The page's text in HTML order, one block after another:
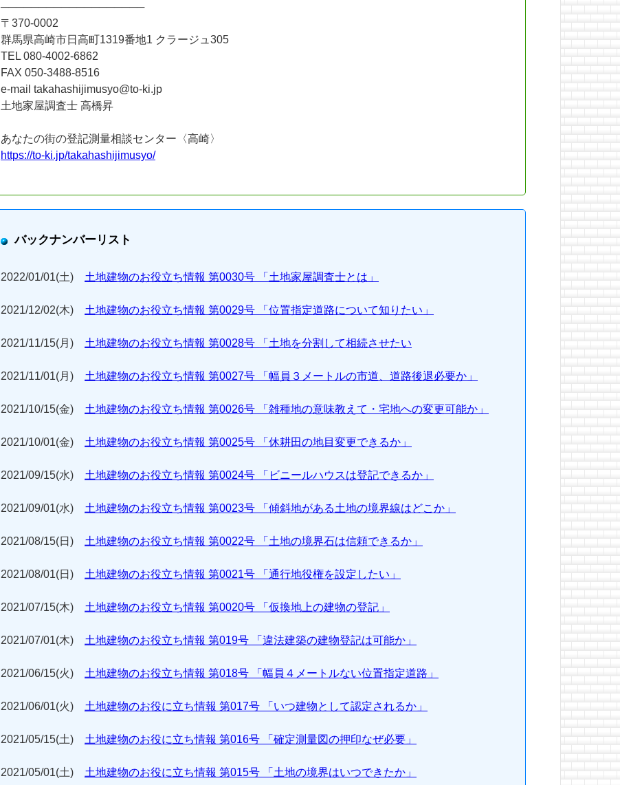
───────────────────
〒370-0002
群馬県高崎市日高町1319番地1 クラージュ305
TEL 080-4002-6862
FAX 050-3488-8516
e-mail takahashijimusyo@to-ki.jp
土地家屋調査士 高橋昇
あなたの街の登記測量相談センター〈高崎〉
https://to-ki.jp/takahashijimusyo/
バックナンバーリスト
2022/01/01(土) 土地建物のお役立ち情報 第0030号 「土地家屋調査士とは」
2021/12/02(木) 土地建物のお役立ち情報 第0029号 「位置指定道路について知りたい」
2021/11/15(月) 土地建物のお役立ち情報 第0028号 「土地を分割して相続させたい
2021/11/01(月) 土地建物のお役立ち情報 第0027号 「幅員３メートルの市道、道路後退必要か」
2021/10/15(金) 土地建物のお役立ち情報 第0026号 「雑種地の意味教えて・宅地への変更可能か」
2021/10/01(金) 土地建物のお役立ち情報 第0025号 「休耕田の地目変更できるか」
2021/09/15(水) 土地建物のお役立ち情報 第0024号 「ビニールハウスは登記できるか」
2021/09/01(水) 土地建物のお役立ち情報 第0023号 「傾斜地がある土地の境界線はどこか」
2021/08/15(日) 土地建物のお役立ち情報 第0022号 「土地の境界石は信頼できるか」
2021/08/01(日) 土地建物のお役立ち情報 第0021号 「通行地役権を設定したい」
2021/07/15(木) 土地建物のお役立ち情報 第0020号 「仮換地上の建物の登記」
2021/07/01(木) 土地建物のお役立ち情報 第019号 「違法建築の建物登記は可能か」
2021/06/15(火) 土地建物のお役立ち情報 第018号 「幅員４メートルない位置指定道路」
2021/06/01(火) 土地建物のお役に立ち情報 第017号 「いつ建物として認定されるか」
2021/05/15(土) 土地建物のお役に立ち情報 第016号 「確定測量図の押印なぜ必要」
2021/05/01(土) 土地建物のお役に立ち情報 第015号 「土地の境界はいつできたか」